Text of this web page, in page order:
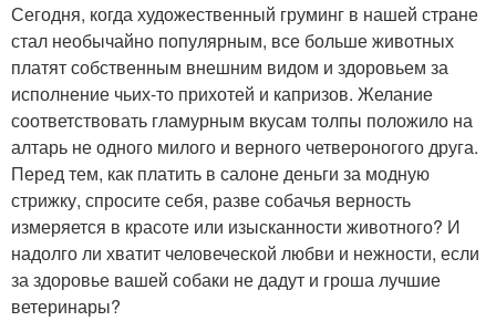
Сегодня, когда художественный груминг в нашей стране
стал необычайно популярным, все больше животных
платят собственным внешним видом и здоровьем за
исполнение чьих-то прихотей и капризов. Желание
соответствовать гламурным вкусам толпы положило на
алтарь не одного милого и верного четвероногого друга.
Перед тем, как платить в салоне деньги за модную
стрижку, спросите себя, разве собачья верность
измеряется в красоте или изысканности животного? И
надолго ли хватит человеческой любви и нежности, если
за здоровье вашей собаки не дадут и гроша лучшие
ветеринары?